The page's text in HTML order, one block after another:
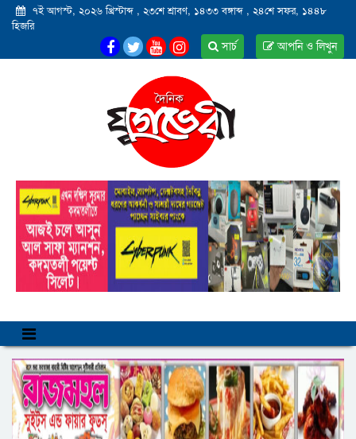
৭ই আগস্ট, ২০২৬ খ্রিস্টাব্দ , ২৩শে শ্রাবণ, ১৪৩৩ বঙ্গাব্দ , ২৪শে সফর, ১৪৪৮
হিজরি
আপনি ও লিখুন
সার্চ